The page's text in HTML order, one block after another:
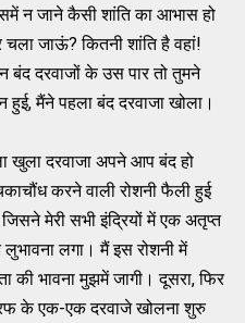
न जाने कैसी शांति का आभास हो
जाऊं? कितनी शांति है वहां!
दरवाजों के उस पार तो तुमने
हुई, मैंने पहला बंद दरवाजा खोला।
खुला दरवाजा अपने आप बंद हो
करने वाली रोशनी फैली हुई
मेरी सभी इंद्रियों में एक अतृप्त
लगा। मैं इस रोशनी में
की भावना मुझमें जागी। दूसरा, फिर
के एक-एक दरवाजे खोलना शुरु